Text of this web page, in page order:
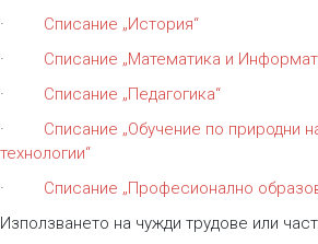
· Списание „История“
· Списание „Математика и
· Списание „Педагогика“
· Списание „Обучение по природни
технологии“
· Списание „Професионално
Използването на чужди трудове или